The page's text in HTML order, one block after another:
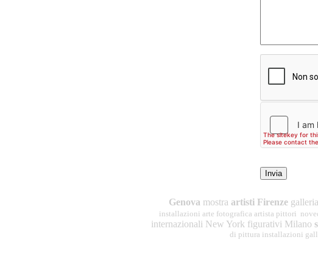
Genova mostra artisti Firenze
installazioni arte fotografica artista pittori
internazionali New York figurativi Milano
di pittura installazioni